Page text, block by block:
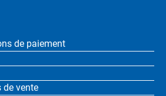
de paiement
de vente